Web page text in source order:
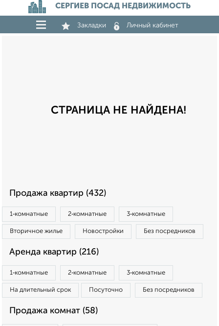
СЕРГИЕВ ПОСАД НЕДВИЖИМОСТЬ
Закладки Личный кабинет
СТРАНИЦА НЕ НАЙДЕНА!
Продажа квартир (432)
1‑комнатные 2‑комнатные 3‑комнатные
Вторичное жилье Новостройки Без посредников
Аренда квартир (216)
1‑комнатные 2‑комнатные 3‑комнатные
На длительный срок Посуточно Без посредников
Продажа комнат (58)